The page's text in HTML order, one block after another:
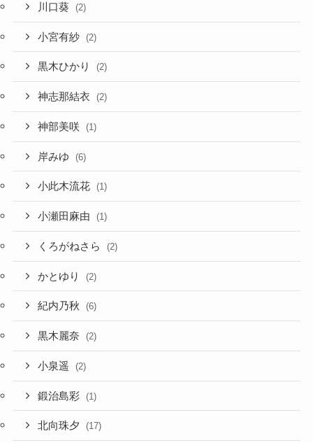
川口葵 (2)
小宮有紗 (2)
黒木ひかり (2)
神志那結衣 (2)
神部美咲 (1)
岸みゆ (6)
小此木流花 (1)
小瀬田麻由 (1)
くろがねさら (2)
かとゆり (2)
紀内乃秋 (6)
黒木麗奈 (2)
小泉遥 (2)
鍛治島彩 (1)
北向珠夕 (17)